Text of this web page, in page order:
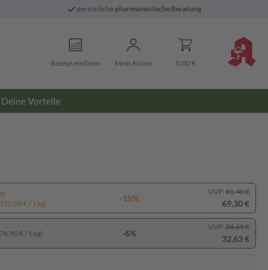
persönliche pharmazeutische Beratung
Rezept einlösen Mein Konto 0,00 €
Deine Vorteile
€ / 1 kg)
-15%
UVP: 81,40 €
69,30 €
€ / 1 kg) -6%
UVP: 34,65 €
32,63 €